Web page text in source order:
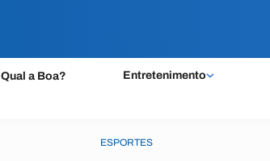
Qual a Boa? Entretenimento
ESPORTES